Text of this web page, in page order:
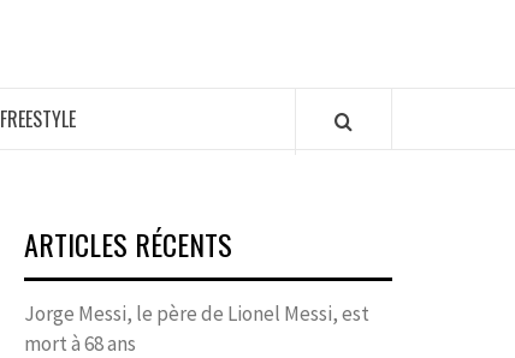
FREESTYLE
ARTICLES RÉCENTS
Jorge Messi, le père de Lionel Messi, est
mort à 68 ans